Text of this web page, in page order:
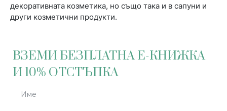
декоративната козметика, но също така и в сапуни и
други козметични продукти.
ВЗЕМИ БЕЗПЛАТНА Е-КНИЖКА
И 10% ОТСТЪПКА